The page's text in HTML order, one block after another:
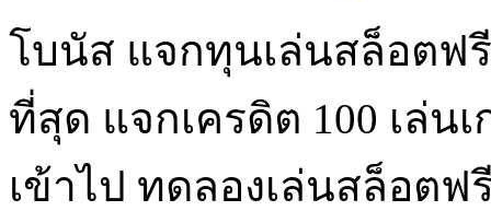
โบนัส แจกทุนเล่นสล็อตฟ
ที่สุด แจกเครดิต 100 เล่
เข้าไป ทดลองเล่นสล็อต